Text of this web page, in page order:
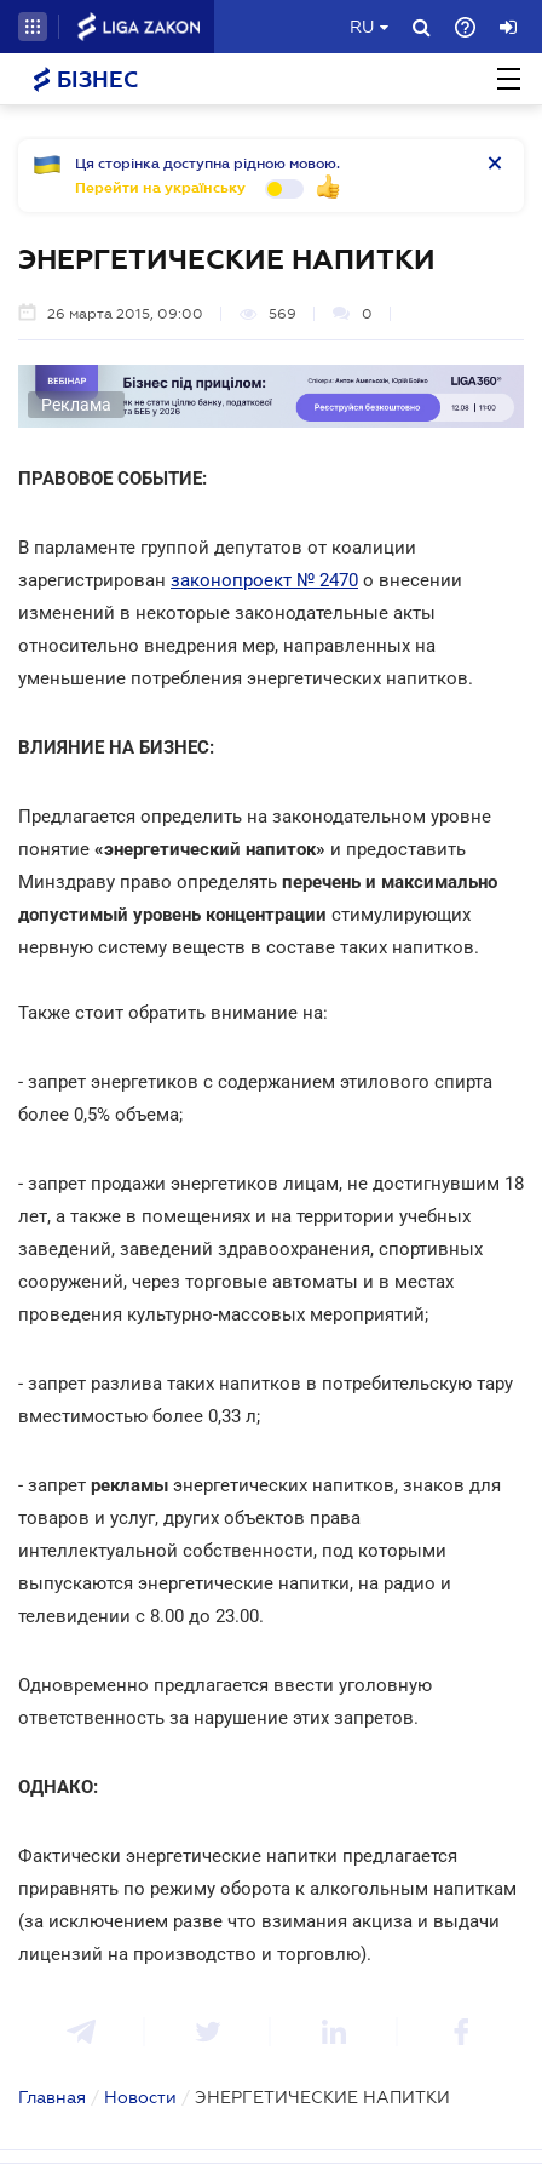
RU
БІЗНЕС
Ця сторінка доступна рідною мовою.
Перейти на українську
ЭНЕРГЕТИЧЕСКИЕ НАПИТКИ
26 марта 2015, 09:00 569 0
Реклама
ПРАВОВОЕ СОБЫТИЕ:
В парламенте группой депутатов от коалиции
зарегистрирован законопроект № 2470 о внесении
изменений в некоторые законодательные акты
относительно внедрения мер, направленных на
уменьшение потребления энергетических напитков.
ВЛИЯНИЕ НА БИЗНЕС:
Предлагается определить на законодательном уровне
понятие «энергетический напиток» и предоставить
Минздраву право определять перечень и максимально
допустимый уровень концентрации стимулирующих
нервную систему веществ в составе таких напитков.
Также стоит обратить внимание на:
- запрет энергетиков с содержанием этилового спирта
более 0,5% объема;
- запрет продажи энергетиков лицам, не достигнувшим 18
лет, а также в помещениях и на территории учебных
заведений, заведений здравоохранения, спортивных
сооружений, через торговые автоматы и в местах
проведения культурно-массовых мероприятий;
- запрет разлива таких напитков в потребительскую тару
вместимостью более 0,33 л;
- запрет рекламы энергетических напитков, знаков для
товаров и услуг, других объектов права
интеллектуальной собственности, под которыми
выпускаются энергетические напитки, на радио и
телевидении с 8.00 до 23.00.
Одновременно предлагается ввести уголовную
ответственность за нарушение этих запретов.
ОДНАКО:
Фактически энергетические напитки предлагается
приравнять по режиму оборота к алкогольным напиткам
(за исключением разве что взимания акциза и выдачи
лицензий на производство и торговлю).
Главная / Новости / ЭНЕРГЕТИЧЕСКИЕ НАПИТКИ